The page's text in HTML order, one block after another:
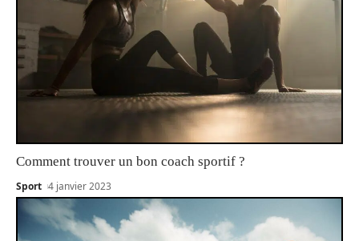
Comment trouver un bon coach sportif ?
Sport 4 janvier 2023